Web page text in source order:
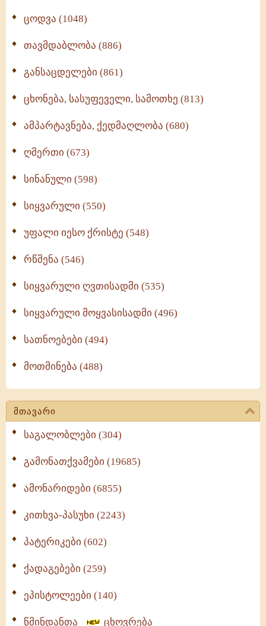
ცოდვა (1048)
თავმდაბლობა (886)
განსაცდელები (861)
ცხონება, სასუფეველი, სამოთხე (813)
ამპარტავნება, ქედმაღლობა (680)
ღმერთი (673)
სინანული (598)
სიყვარული (550)
უფალი იესო ქრისტე (548)
რწმენა (546)
სიყვარული ღვთისადმი (535)
სიყვარული მოყვასისადმი (496)
სათნოებები (494)
მოთმინება (488)
მთავარი
საგალობლები (304)
გამონათქვამები (19685)
ამონარიდები (6855)
კითხვა-პასუხი (2243)
პატერიკები (602)
ქადაგებები (259)
ეპისტოლეები (140)
წმინდანთა ცხოვრება